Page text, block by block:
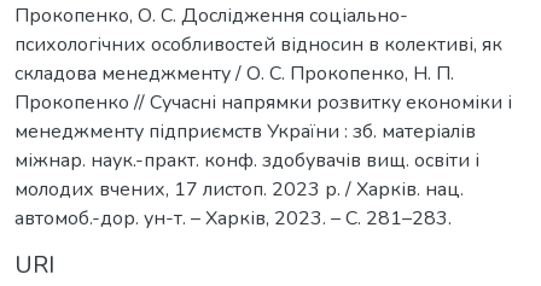
Прокопенко, О. С. Дослідження соціально-
психологічних особливостей відносин в колективі, як
складова менеджменту / О. С. Прокопенко, Н. П.
Прокопенко // Сучасні напрямки розвитку економіки і
менеджменту підприємств України : зб. матеріалів
міжнар. наук.-практ. конф. здобувачів вищ. освіти і
молодих вчених, 17 листоп. 2023 р. / Харків. нац.
автомоб.-дор. ун-т. – Харків, 2023. – С. 281–283.
URI